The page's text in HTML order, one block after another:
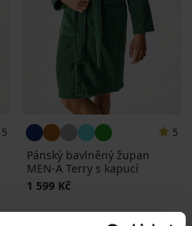
5 5
Pánský bavlněný župan
MEN-A Terry s kapucí
1 599 Kč